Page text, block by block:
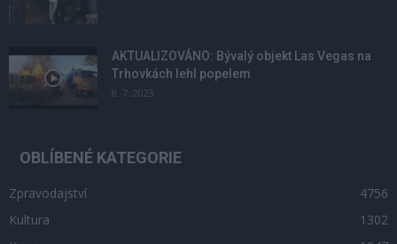
AKTUALIZOVÁNO: Bývalý objekt Las Vegas na
Trhovkách lehl popelem
8. 7. 2023
OBLÍBENÉ KATEGORIE
Zpravodajství
4756
Kultura
1302